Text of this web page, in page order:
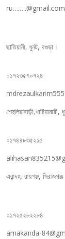
ru……..@gmail.com
ছাতিয়ানী, ধুনট, বগুড়া।
০১৭২৩৫৭০৭২৪
০১৭৪৪৮৩৫২১৫
এরান্দহ, রায়গঞ্জ,
০১৭২৫২৮২২৮৪
amakanda-